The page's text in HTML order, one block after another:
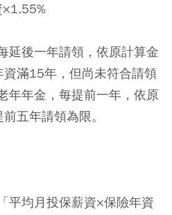
延後一年請領，依原計算金
滿15年，但尚未符合請領
年年金，每提前一年，依原
五年請領為限。
平均月投保薪資×保險年資